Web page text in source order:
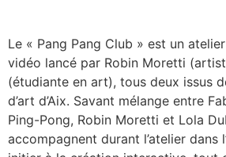
Le « Pang Pang Club » est un
vidéo lancé par Robin Moretti
(étudiante en art), tous deux issus
d’art d’Aix. Savant mélange entre
Ping-Pong, Robin Moretti et Lola
accompagnent durant l’atelier dans